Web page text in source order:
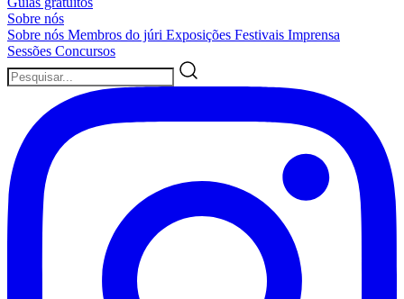
Sobre nós
Sobre nós Membros do júri Exposições Festivais Imprensa
Sessões Concursos